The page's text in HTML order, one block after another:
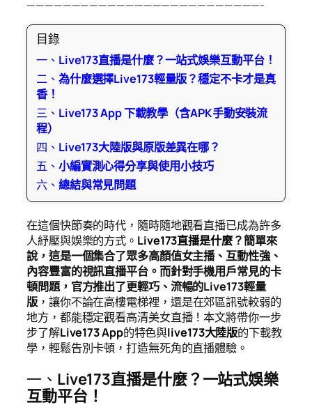
——————————————————————————-
目錄
一、 Live173直播是什麼？一站式娛樂互動平台！
二、 為什麼選擇Live173輕量版？穩定不卡才是真
香！
三、 Live173 App 下載教學（含APK手動安裝流
程）
四、 Live173大陸版與原版差異在哪？
五、 小編實測心得分享與使用小技巧
六、 總結與常見問題
在這個快節奏的時代，隨時隨地觀看直播已成為許多
人紓壓與娛樂的方式。 Live173直播是什麼？簡單來
說，這是一個集合了眾多高顏值女主播、互動性強、
內容豐富的視訊直播平台。而針對手機用戶常見的卡
頓問題，官方推出了更輕巧、流暢的Live173輕量
版，讓你不論在高樓電梯裡，還是在郊區訊號較弱的
地方，都能穩定觀看高清美女直播！本文將帶你一步
步了解Live173 App的特色與live173大陸版的下載教
學，輕鬆告別卡頓，打造無死角的直播體驗。
一、 Live173直播是什麼？一站式娛樂
互動平台！